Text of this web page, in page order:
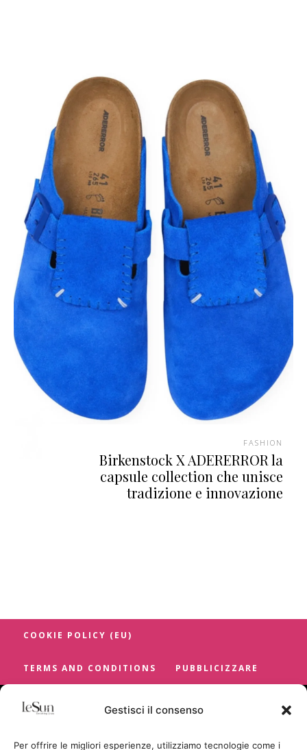
Gestisci il consenso
Per offrire le migliori esperienze, utilizziamo tecnologie come i
FASHION
Birkenstock X ADERERROR la
capsule collection che unisce
tradizione e innovazione
COOKIE POLICY (EU)
TERMS AND CONDITIONS PUBBLICIZZARE